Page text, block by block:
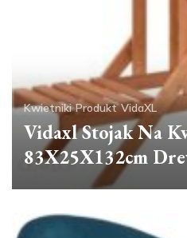
Kwietniki Produkt VidaXL
Vidaxl Stojak Na
83X25X132cm